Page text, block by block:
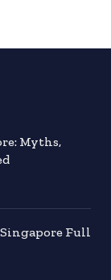
Myths,
Full